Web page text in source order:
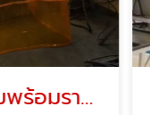
ม่านกันแสงเชื่อมพร้อมรางม่าน